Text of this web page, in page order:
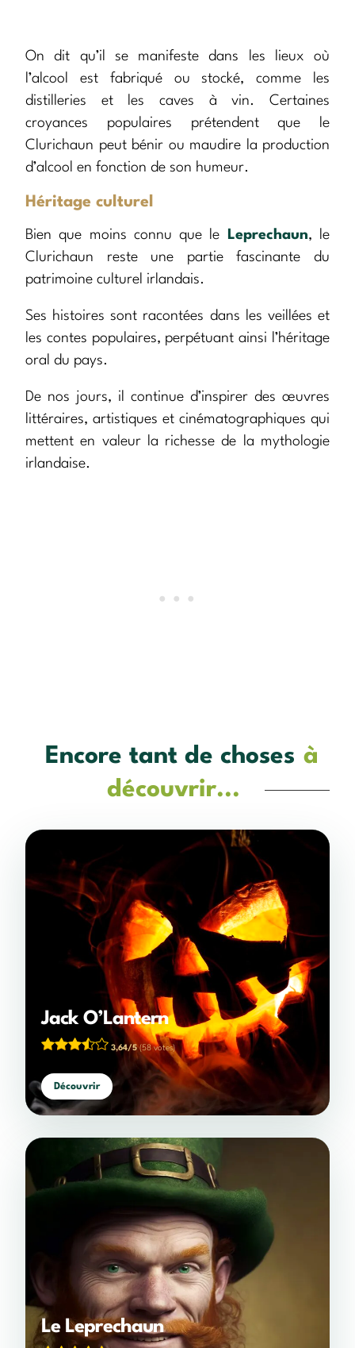
On dit qu’il se manifeste dans les lieux où
l’alcool est fabriqué ou stocké, comme les
distilleries et les caves à vin. Certaines
croyances populaires prétendent que le
Clurichaun peut bénir ou maudire la production
d’alcool en fonction de son humeur.
Héritage culturel
Bien que moins connu que le Leprechaun, le
Clurichaun reste une partie fascinante du
patrimoine culturel irlandais.
Ses histoires sont racontées dans les veillées et
les contes populaires, perpétuant ainsi l’héritage
oral du pays.
De nos jours, il continue d’inspirer des œuvres
littéraires, artistiques et cinématographiques qui
mettent en valeur la richesse de la mythologie
irlandaise.
Encore tant de choses à
découvrir...
Jack O’Lantern
3,64/5(58 votes)
Découvrir
Le Leprechaun